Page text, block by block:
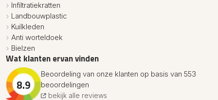
Infiltratiekratten
Landbouwplastic
Kuilkleden
Anti worteldoek
Bielzen
Wat klanten ervan vinden
8.9
Beoordeling van onze klanten op basis van 553
beoordelingen
bekijk alle reviews